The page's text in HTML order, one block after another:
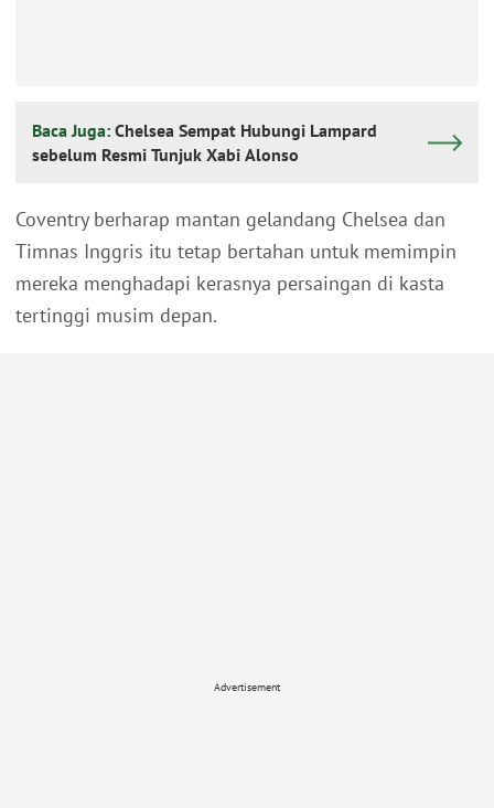
Baca Juga: Chelsea Sempat Hubungi Lampard
sebelum Resmi Tunjuk Xabi Alonso
Coventry berharap mantan gelandang Chelsea dan
Timnas Inggris itu tetap bertahan untuk memimpin
mereka menghadapi kerasnya persaingan di kasta
tertinggi musim depan.
Advertisement